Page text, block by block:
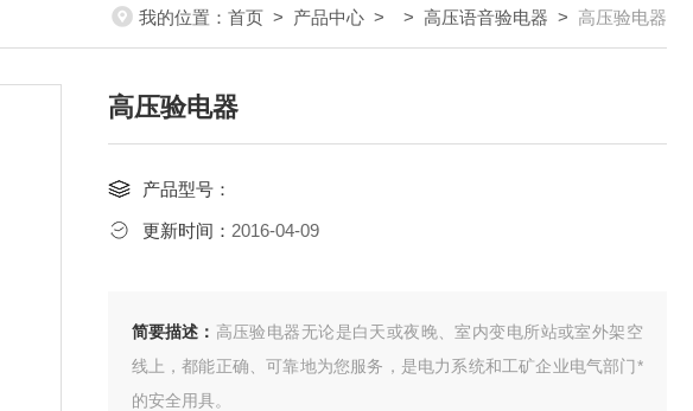
我的位置： 首页 > 产品中心 > > 高压语音验电器 > 高压验电器
高压验电器
产品型号：
更新时间： 2016-04-09
简要描述： 高压验电器无论是白天或夜晚、室内变电所站或室外架空
线上，都能正确、可靠地为您服务，是电力系统和工矿企业电气部门*
的安全用具。